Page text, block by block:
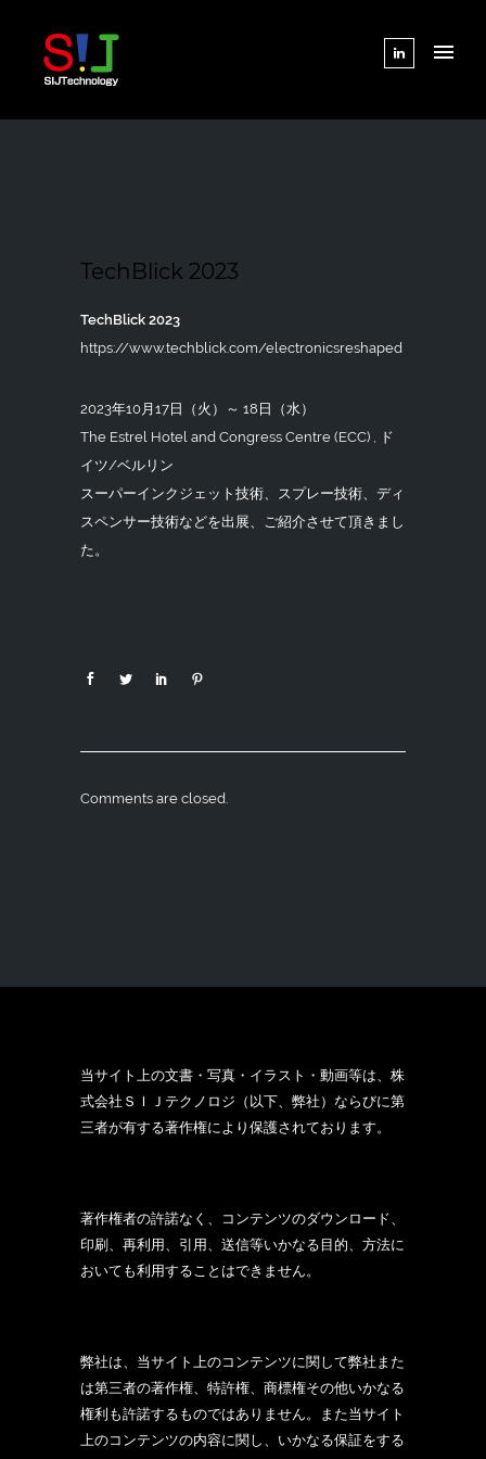
TechBlick 2023
TechBlick 2023
https://www.techblick.com/electronicsreshaped
2023年10月17日（火）～ 18日（水）
The Estrel Hotel and Congress Centre (ECC) , ド
イツ/ベルリン
スーパーインクジェット技術、スプレー技術、ディ
スペンサー技術などを出展、ご紹介させて頂きまし
た。
Comments are closed.
当サイト上の文書・写真・イラスト・動画等は、株
式会社ＳＩＪテクノロジ（以下、弊社）ならびに第
三者が有する著作権により保護されております。
著作権者の許諾なく、コンテンツのダウンロード、
印刷、再利用、引用、送信等いかなる目的、方法に
おいても利用することはできません。
弊社は、当サイト上のコンテンツに関して弊社また
は第三者の著作権、特許権、商標権その他いかなる
権利も許諾するものではありません。また当サイト
上のコンテンツの内容に関し、いかなる保証をする